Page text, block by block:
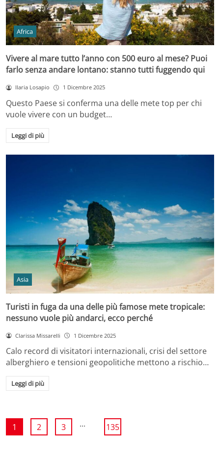
Africa
Vivere al mare tutto l’anno con 500 euro al mese? Puoi
farlo senza andare lontano: stanno tutti fuggendo qui
Ilaria Losapio 1 Dicembre 2025
Questo Paese si conferma una delle mete top per chi
vuole vivere con un budget…
Leggi di più
Asia
Turisti in fuga da una delle più famose mete tropicale:
nessuno vuole più andarci, ecco perché
Clarissa Missarelli 1 Dicembre 2025
Calo record di visitatori internazionali, crisi del settore
alberghiero e tensioni geopolitiche mettono a rischio…
Leggi di più
1 2 3 ... 135